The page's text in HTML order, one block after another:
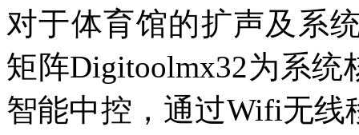
对于体育馆的扩声及系
矩阵Digitoolmx32为系统
智能中控，通过Wifi无线